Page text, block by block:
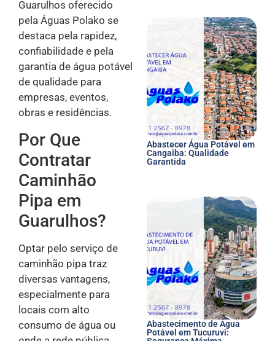
Guarulhos oferecido
pela Águas Polako se
destaca pela rapidez,
confiabilidade e pela
garantia de água potável
de qualidade para
empresas, eventos,
obras e residências.
Por Que
Contratar
Caminhão
Pipa em
Guarulhos?
Optar pelo serviço de
caminhão pipa traz
diversas vantagens,
especialmente para
locais com alto
consumo de água ou
Abastecer Água Potável em
Cangaiba: Qualidade
Garantida
Abastecimento de Água
Potável em Tucuruvi: